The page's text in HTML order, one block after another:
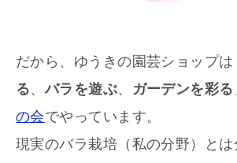
だから、ゆうきの園芸ショップは
る、バラを遊ぶ、 ガーデンを彩る
の会でやっています。
現実のバラ栽培（私の分野）と